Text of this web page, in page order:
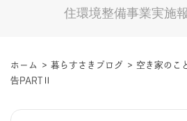
住環境整備事業実施
ホーム > 暮らすさきブログ > 空き家のこ
告PARTⅡ